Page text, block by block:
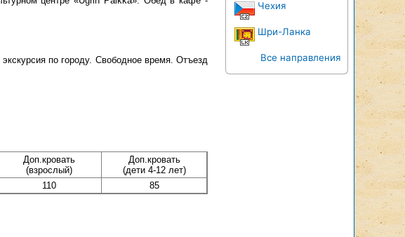
по городу. Свободное время. Отъезд
Доп.кровать
(взрослый)
Доп.кровать
(дети 4-12 лет)
110 85
Чехия
Шри-Ланка
Все направления